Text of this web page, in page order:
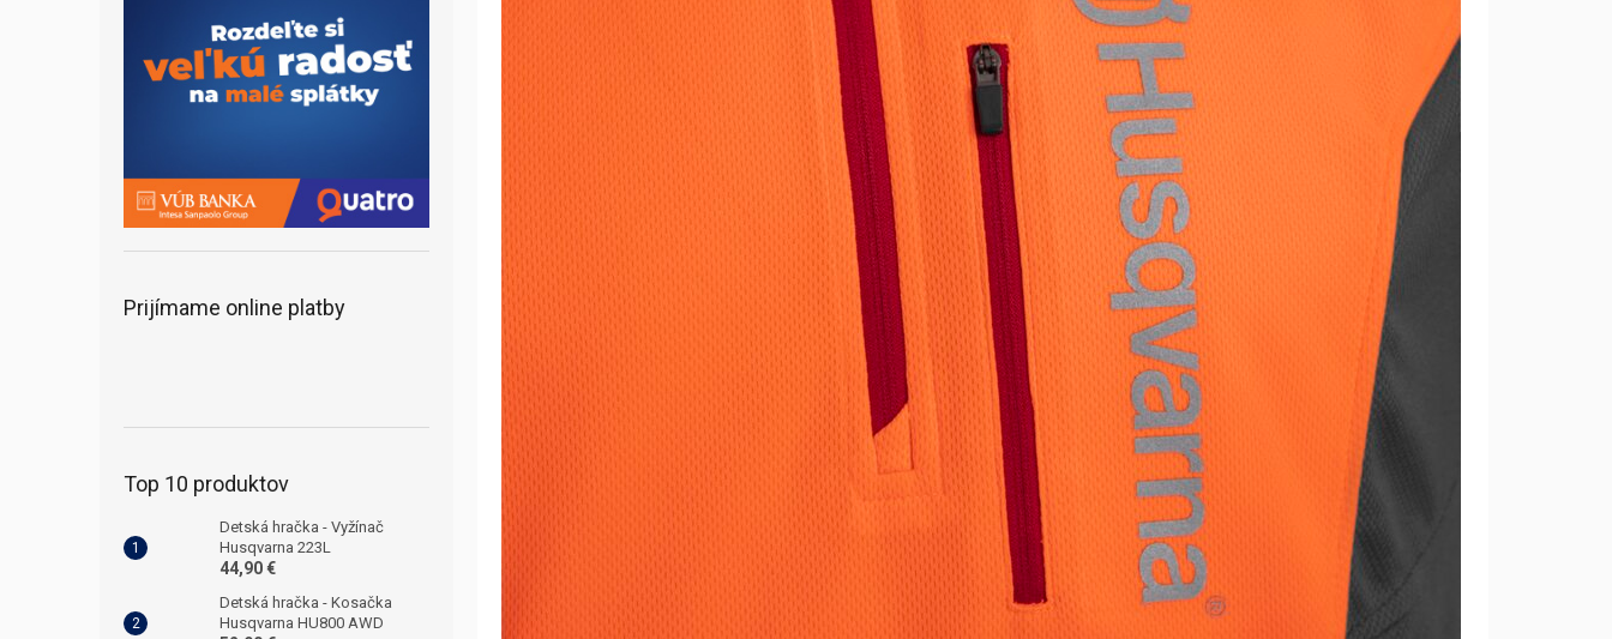
Prijímame online platby
Top 10 produktov
Detská hračka - Vyžínač
Husqvarna 223L
44,90 €
Detská hračka - Kosačka
Husqvarna HU800 AWD